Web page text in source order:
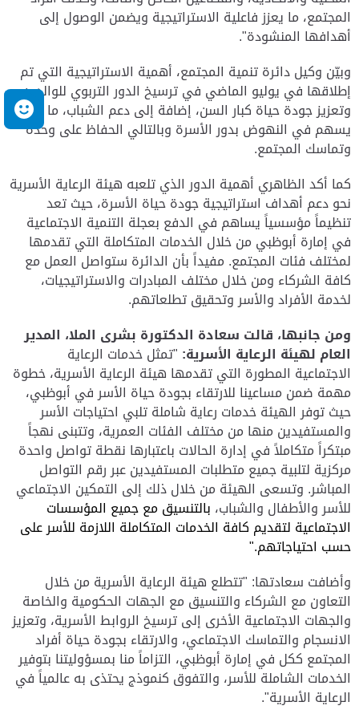
المجتمع، ما يعزز فاعلية الاستراتيجية ويضمن الوصول إلى
أهدافها المنشودة".
وبيّن وكيل دائرة تنمية المجتمع، أهمية الاستراتيجية التي تم
إطلاقها في يوليو الماضي في ترسيخ الدور التربوي للوالدين
وتعزيز جودة حياة كبار السن، إضافة إلى دعم الشباب، ما
يسهم في النهوض بدور الأسرة وبالتالي الحفاظ على وحدة
وتماسك المجتمع.
كما أكد الظاهري أهمية الدور الذي تلعبه هيئة الرعاية الأسرية
نحو دعم أهداف استراتيجية جودة حياة الأسرة، حيث تعد
تنظيماً مؤسسياً يساهم في الدفع بعجلة التنمية الاجتماعية
في إمارة أبوظبي من خلال الخدمات المتكاملة التي تقدمها
لمختلف فئات المجتمع. مفيداً بأن الدائرة ستواصل العمل مع
كافة الشركاء ومن خلال مختلف المبادرات والاستراتيجيات،
لخدمة الأفراد والأسر وتحقيق تطلعاتهم.
ومن جانبها، قالت سعادة الدكتورة بشرى الملا، المدير
العام لهيئة الرعاية الأسرية: "تمثل خدمات الرعاية
الاجتماعية المطورة التي تقدمها هيئة الرعاية الأسرية، خطوة
مهمة ضمن مساعينا للارتقاء بجودةحياة الأسر في أبوظبي،
حيث توفر الهيئة خدمات رعاية شاملة تلبي احتياجات الأسر
والمستفيدين منها من مختلف الفئات العمرية، وتتبنى نهجاً
مبتكراً متكاملاً في إدارة الحالات باعتبارها نقطة تواصل واحدة
مركزية لتلبية جميع متطلبات المستفيدين عبر رقم التواصل
المباشر. وتسعى الهيئة من خلال ذلك إلى التمكين الاجتماعي
للأسر والأطفال والشباب، بالتنسيق مع جميع المؤسسات
الاجتماعية لتقديم كافة الخدمات المتكاملة اللازمة للأسر على
حسب احتياجاتهم."
وأضافت سعادتها: "تتطلع هيئة الرعاية الأسرية من خلال
التعاون مع الشركاء والتنسيق مع الجهات الحكومية والخاصة
والجهات الاجتماعية الأخرى إلى ترسيخ الروابط الأسرية، وتعزيز
الانسجام والتماسك الاجتماعي، والارتقاء بجودة حياة أفراد
المجتمع ككل في إمارة أبوظبي، التزاماً منا بمسؤوليتنا بتوفير
الخدمات الشاملة للأسر، والتفوق كنموذج يحتذى به عالمياً في
الرعاية الأسرية".